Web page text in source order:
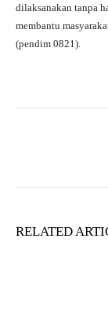
dilaksanakan tanpa
membantu
(pendim 0821).
RELATED